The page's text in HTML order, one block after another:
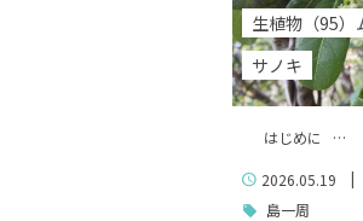
生植物（95）
サノキ
はじめに …
2026.05.19
|
島一周